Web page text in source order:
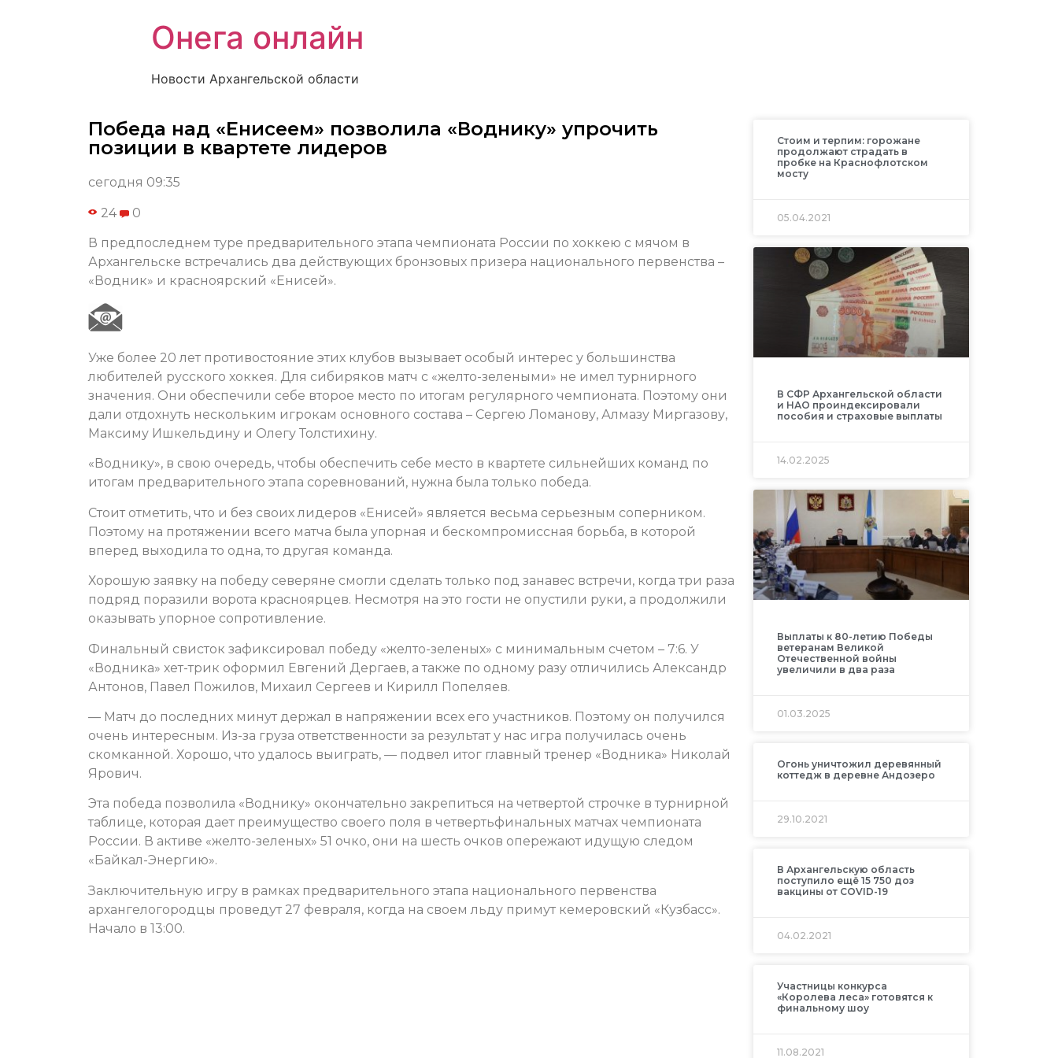
Онега онлайн
Новости Архангельской области
Победа над «Енисеем» позволила «Воднику» упрочить
позиции в квартете лидеров
сегодня 09:35
24 0
В предпоследнем туре предварительного этапа чемпионата России по хоккею с мячом в
Архангельске встречались два действующих бронзовых призера национального первенства –
«Водник» и красноярский «Енисей».
Уже более 20 лет противостояние этих клубов вызывает особый интерес у большинства
любителей русского хоккея. Для сибиряков матч с «желто-зелеными» не имел турнирного
значения. Они обеспечили себе второе место по итогам регулярного чемпионата. Поэтому они
дали отдохнуть нескольким игрокам основного состава – Сергею Ломанову, Алмазу Миргазову,
Максиму Ишкельдину и Олегу Толстихину.
«Воднику», в свою очередь, чтобы обеспечить себе место в квартете сильнейших команд по
итогам предварительного этапа соревнований, нужна была только победа.
Стоит отметить, что и без своих лидеров «Енисей» является весьма серьезным соперником.
Поэтому на протяжении всего матча была упорная и бескомпромиссная борьба, в которой
вперед выходила то одна, то другая команда.
Хорошую заявку на победу северяне смогли сделать только под занавес встречи, когда три раза
подряд поразили ворота красноярцев. Несмотря на это гости не опустили руки, а продолжили
оказывать упорное сопротивление.
Финальный свисток зафиксировал победу «желто-зеленых» с минимальным счетом – 7:6. У
«Водника» хет-трик оформил Евгений Дергаев, а также по одному разу отличились Александр
Антонов, Павел Пожилов, Михаил Сергеев и Кирилл Попеляев.
— Матч до последних минут держал в напряжении всех его участников. Поэтому он получился
очень интересным. Из-за груза ответственности за результат у нас игра получилась очень
скомканной. Хорошо, что удалось выиграть, — подвел итог главный тренер «Водника» Николай
Ярович.
Эта победа позволила «Воднику» окончательно закрепиться на четвертой строчке в турнирной
таблице, которая дает преимущество своего поля в четвертьфинальных матчах чемпионата
России. В активе «желто-зеленых» 51 очко, они на шесть очков опережают идущую следом
«Байкал-Энергию».
Заключительную игру в рамках предварительного этапа национального первенства
архангелогородцы проведут 27 февраля, когда на своем льду примут кемеровский «Кузбасс».
Начало в 13:00.
Стоим и терпим: горожане
продолжают страдать в
пробке на Краснофлотском
мосту
05.04.2021
В СФР Архангельской области
и НАО проиндексировали
пособия и страховые выплаты
14.02.2025
Выплаты к 80-летию Победы
ветеранам Великой
Отечественной войны
увеличили в два раза
01.03.2025
Огонь уничтожил деревянный
коттедж в деревне Андозеро
29.10.2021
В Архангельскую область
поступило ещё 15 750 доз
вакцины от COVID-19
04.02.2021
Участницы конкурса
«Королева леса» готовятся к
финальному шоу
11.08.2021